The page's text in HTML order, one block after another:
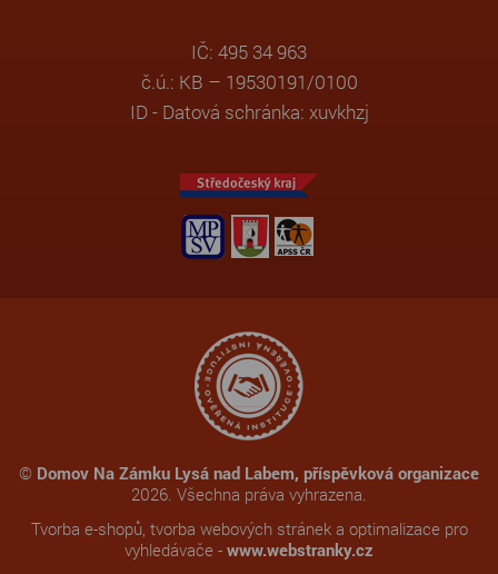
IČ: 495 34 963
č.ú.: KB – 19530191/0100
ID - Datová schránka: xuvkhzj
© Domov Na Zámku Lysá nad Labem, příspěvková organizace
2026. Všechna práva vyhrazena.
Tvorba e-shopů, tvorba webových stráneka optimalizace pro
vyhledávače - www.webstranky.cz